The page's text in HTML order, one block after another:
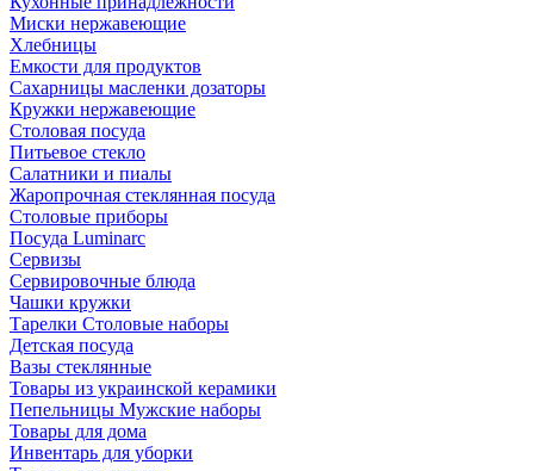
Миски нержавеющие
Хлебницы
Емкости для продуктов
Сахарницы масленки дозаторы
Кружки нержавеющие
Столовая посуда
Питьевое стекло
Салатники и пиалы
Жаропрочная стеклянная посуда
Столовые приборы
Посуда Luminarс
Сервизы
Сервировочные блюда
Чашки кружки
Тарелки Столовые наборы
Детская посуда
Вазы стеклянные
Товары из украинской керамики
Пепельницы Мужские наборы
Товары для дома
Инвентарь для уборки